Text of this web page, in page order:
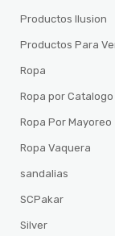
Productos Ilusion
Productos Para
Ropa
Ropa por Catalogo
Ropa Por Mayoreo
Ropa Vaquera
sandalias
SCPakar
Silver